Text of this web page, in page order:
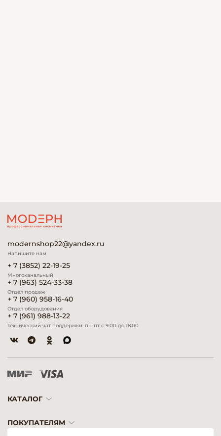
modernshop22@yandex.ru
Напишите нам
+ 7 (3852) 22-19-25
Многоканальный
+ 7 (963) 524-33-38
Отдел продаж
+ 7 (960) 958-16-40
Отдел оборудования
+ 7 (961) 988-13-22
Технический чат поддержки: пн-пт с 9:00 до 18:00
КАТАЛОГ
ПОКУПАТЕЛЯМ